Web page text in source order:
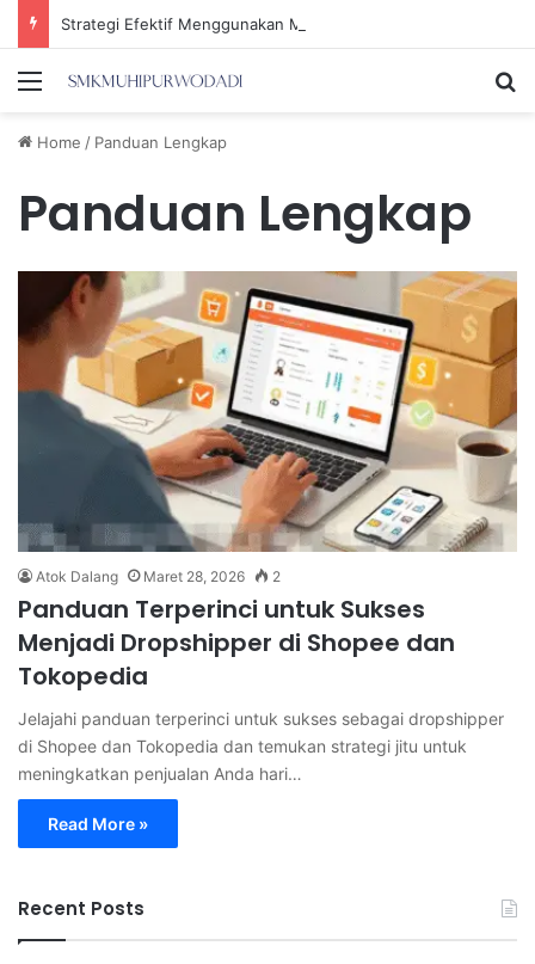
Menu
Home / Panduan Lengkap
Panduan Lengkap
Atok Dalang Maret 28, 2026 2
Panduan Terperinci untuk Sukses
Menjadi Dropshipper di Shopee dan
Tokopedia
Jelajahi panduan terperinci untuk sukses sebagai dropshipper
di Shopee dan Tokopedia dan temukan strategi jitu untuk
meningkatkan penjualan Anda hari…
Read More »
Recent Posts